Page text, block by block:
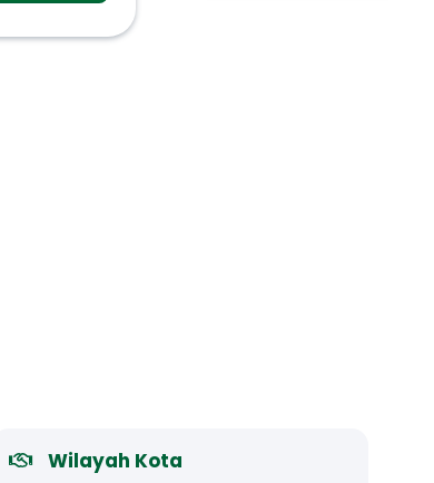
Wilayah Kota